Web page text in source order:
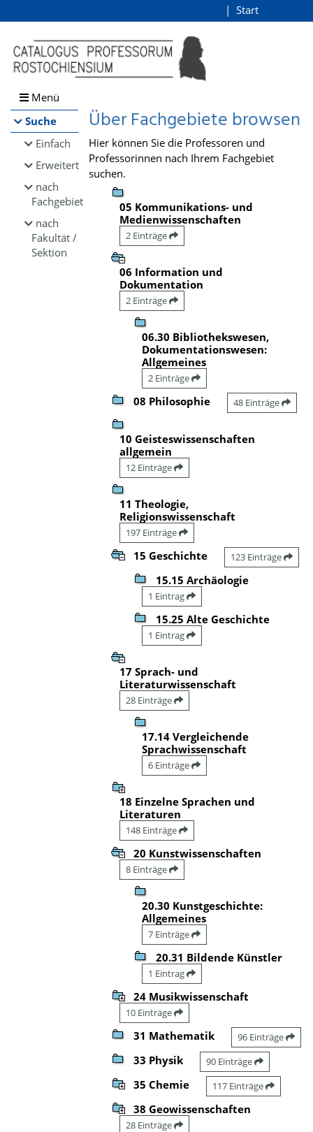
Browsen
direkt zum Inhalt
Start
Menü
Suche
Einfach
Erweitert
nach
Fachgebiet
nach
Fakultät /
Sektion
Über Fachgebiete browsen
Hier können Sie die Professoren und
Professorinnen nach Ihrem Fachgebiet
suchen.
05 Kommunikations- und
Medienwissenschaften
2 Einträge
06 Information und
Dokumentation
2 Einträge
06.30 Bibliothekswesen,
Dokumentationswesen:
Allgemeines
2 Einträge
08 Philosophie 48 Einträge
10 Geisteswissenschaften
allgemein
12 Einträge
11 Theologie,
Religionswissenschaft
197 Einträge
15 Geschichte 123 Einträge
15.15 Archäologie
1 Eintrag
15.25 Alte Geschichte
1 Eintrag
17 Sprach- und
Literaturwissenschaft
28 Einträge
17.14 Vergleichende
Sprachwissenschaft
6 Einträge
18 Einzelne Sprachen und
Literaturen
148 Einträge
20 Kunstwissenschaften
8 Einträge
20.30 Kunstgeschichte:
Allgemeines
7 Einträge
20.31 Bildende Künstler
1 Eintrag
24 Musikwissenschaft
10 Einträge
31 Mathematik 96 Einträge
33 Physik 90 Einträge
35 Chemie 117 Einträge
38 Geowissenschaften
28 Einträge